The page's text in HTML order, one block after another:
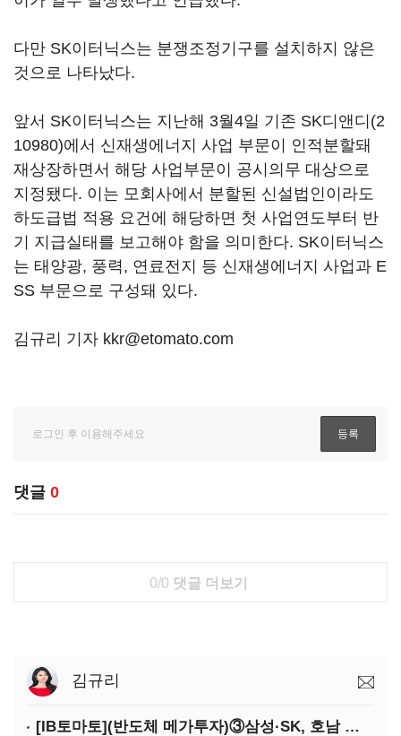
다만 SK이터닉스는 분쟁조정기구를 설치하지 않은
것으로 나타났다.
앞서 SK이터닉스는 지난해 3월4일 기존 SK디앤디(2
10980)에서 신재생에너지 사업 부문이 인적분할돼
재상장하면서 해당 사업부문이 공시의무 대상으로
지정됐다. 이는 모회사에서 분할된 신설법인이라도
하도급법 적용 요건에 해당하면 첫 사업연도부터 반
기 지급실태를 보고해야 함을 의미한다. SK이터닉스
는 태양광, 풍력, 연료전지 등 신재생에너지 사업과 E
SS 부문으로 구성돼 있다.
김규리 기자 kkr@etomato.com
댓글 0
0/0 댓글 더보기
김규리
[IB토마토](반도체 메가투자)③삼성·SK, 호남 동시 출격…인력·협력사 쟁탈전